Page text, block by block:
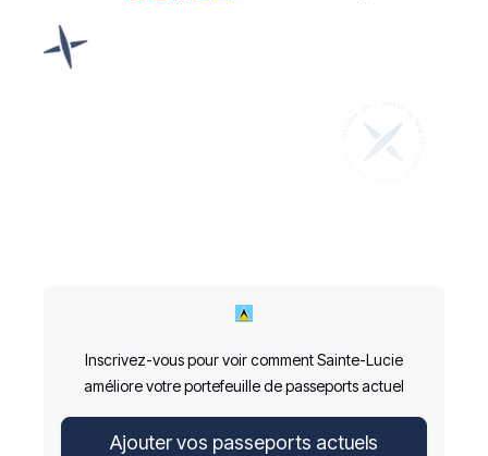
Inscrivez-vous pour voir comment Sainte-Lucie
améliore votre portefeuille de passeports actuel
Ajouter vos passeports actuels